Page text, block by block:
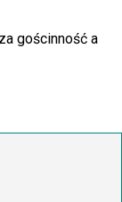
gościnność a